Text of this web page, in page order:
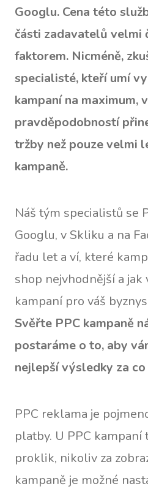
Googlu. Cena této
části zadavatelů velmi
faktorem. Nicméně,
specialisté, kteří umí
kampaní na maximum,
pravděpodobností
tržby než pouze velmi
kampaně.
Náš tým specialistů se
Googlu, v Skliku a na
řadu let a ví, které
shop nejvhodnější a
kampaní pro váš
Svěřte PPC kampaně
postaráme o to, aby
nejlepší výsledky za co
PPC reklama je
platby. U PPC kampaní
proklik, nikoliv za
kampaně je možné